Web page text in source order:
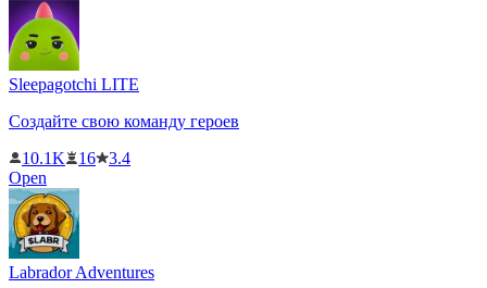
Sleepagotchi LITE
Создайте свою команду героев
10.1K
16
3.4
Open
Labrador Adventures